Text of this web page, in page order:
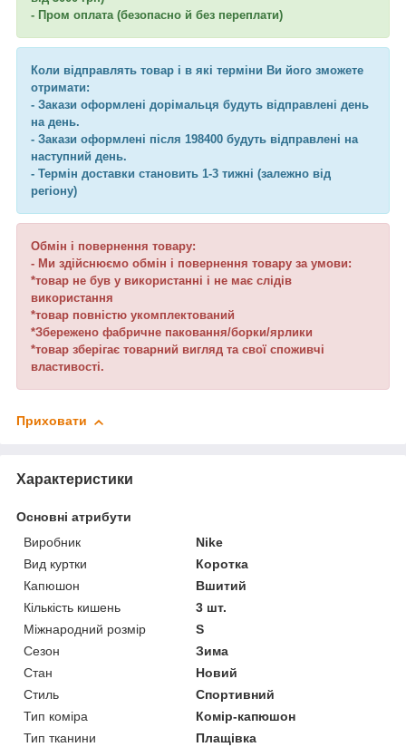
- Пром оплата (безопасно й без переплати)
Коли відправлять товар і в які терміни Ви його зможете
отримати:
- Закази оформлені дорімальця будуть відправлені день
на день.
- Закази оформлені після 198400 будуть відправлені на
наступний день.
- Термін доставки становить 1-3 тижні (залежно від
регіону)
Обмін і повернення товару:
- Ми здійснюємо обмін і повернення товару за умови:
*товар не був у використанні і не має слідів
використання
*товар повністю укомплектований
*Збережено фабричне паковання/борки/ярлики
*товар зберігає товарний вигляд та свої споживчі
властивості.
Приховати
Характеристики
Основні атрибути
Виробник
Nike
Вид куртки
Коротка
Капюшон
Вшитий
Кількість кишень
3 шт.
Міжнародний розмір
S
Сезон
Зима
Стан
Новий
Стиль
Спортивний
Тип коміра
Комір-капюшон
Тип тканини
Плащівка